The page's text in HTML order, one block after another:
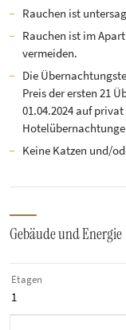
Rauchen ist
Rauchen ist im
vermeiden.
Die
Preis der ersten 21
01.04.2024 auf
Keine Katzen und/
Gebäude und Energie
Etagen
1